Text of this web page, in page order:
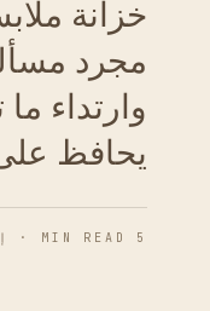
خزانة
مجرد
وارتداء
يحافظ
5 MIN READ · إيريس